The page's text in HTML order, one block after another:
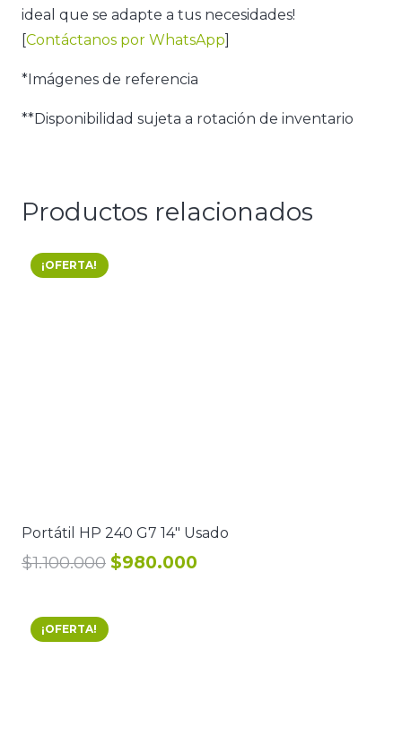
ideal que se adapte a tus necesidades!
[Contáctanos por WhatsApp]
*Imágenes de referencia
**Disponibilidad sujeta a rotación de inventario
Productos relacionados
¡OFERTA!
Portátil HP 240 G7 14″ Usado
$1.100.000 El
$980.000
¡OFERTA!